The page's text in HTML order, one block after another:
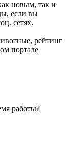
новым, так и
если вы
сетях.
рейтинг
портале
работы?